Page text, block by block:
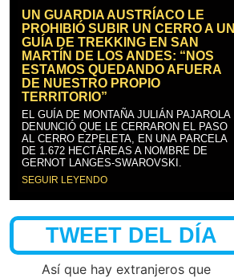
UN GUARDIA AUSTRÍACO LE
PROHIBIÓ SUBIR UN CERRO A UN
GUÍA DE TREKKING EN SAN
MARTÍN DE LOS ANDES: “NOS
ESTAMOS QUEDANDO AFUERA
DE NUESTRO PROPIO
TERRITORIO”
EL GUÍA DE MONTAÑA JULIÁN PAJAROLA
DENUNCIÓ QUE LE CERRARON EL PASO
AL CERRO EZPELETA, EN UNA PARCELA
DE 1.672 HECTÁREAS A NOMBRE DE
GERNOT LANGES-SWAROVSKI.
SEGUIR LEYENDO
TWEET DEL DÍA
Así que hay extranjeros que